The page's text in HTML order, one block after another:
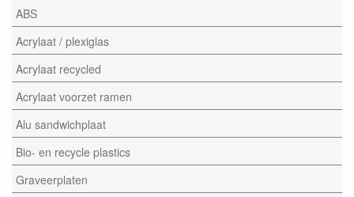
ABS
Acrylaat / plexiglas
Acrylaat recycled
Acrylaat voorzet ramen
Alu sandwichplaat
Bio- en recycle plastics
Graveerplaten